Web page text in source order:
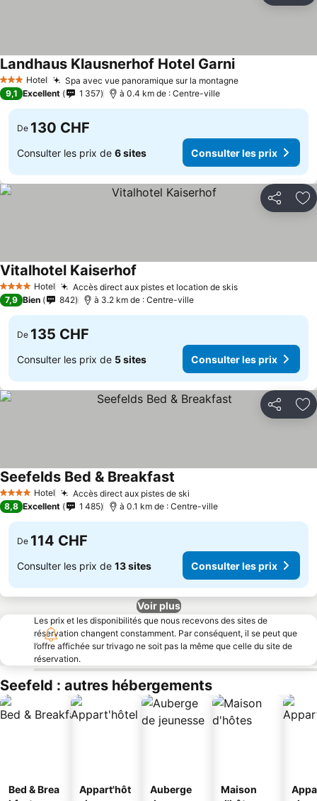
3 ÉtoilesHotel Spa avec vue panoramique sur la montagne
Landhaus Klausnerhof Hotel Garni
9,1 Excellent 1 357 à 0.4 km de : Centre-ville
De 130 CHF
Consulter les prix de 6 sites Consulter les prix
Partager
4 Étoiles Hotel Accès direct aux pistes et location de skis
Vitalhotel Kaiserhof
7,9 Bien 842 à 3.2 km de : Centre-ville
De 135 CHF
Consulter les prix de 5 sites Consulter les prix
Partager
4 Étoiles Hotel Accès direct aux pistes de ski
Seefelds Bed & Breakfast
8,8 Excellent 1 485 à 0.1 km de : Centre-ville
De 114 CHF
Consulter les prix de 13 sites Consulter les prix
Voir plus
Les prix et les disponibilités que nous recevons des sites de
réservation changent constamment. Par conséquent, il se peut que
l’offre affichée sur trivago ne soit pas la même que celle du site de
réservation.
Seefeld : autres hébergements
Bed & Brea
Appart'hôt
Auberge
Maison